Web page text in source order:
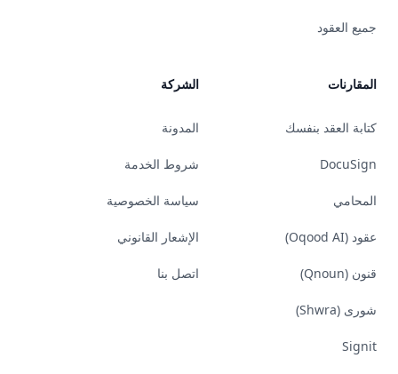
جميع العقود
المقارنات
كتابة العقد بنفسك
DocuSign
المحامي
عقود (Oqood AI)
قنون (Qnoun)
شورى (Shwra)
Signit
الشركة
المدونة
شروط الخدمة
سياسة الخصوصية
الإشعار القانوني
اتصل بنا